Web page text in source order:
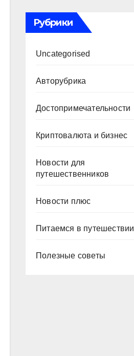
Рубрики
Uncategorised
Авторубрика
Достопримечательности
Криптовалюта и бизнес
Новости для
путешественников
Новости плюс
Питаемся в путешествии
Полезные советы